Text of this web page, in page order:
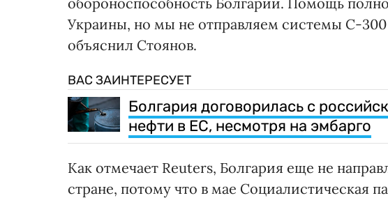
Украины, но мы не отправляем системы С-
объяснил Стоянов.
ВАС ЗАИНТЕРЕСУЕТ
Болгария договорилась с
нефти в ЕС, несмотря на эмбарго
Как отмечает Reuters, Болгария еще не
стране, потому что в мае Социалистическая